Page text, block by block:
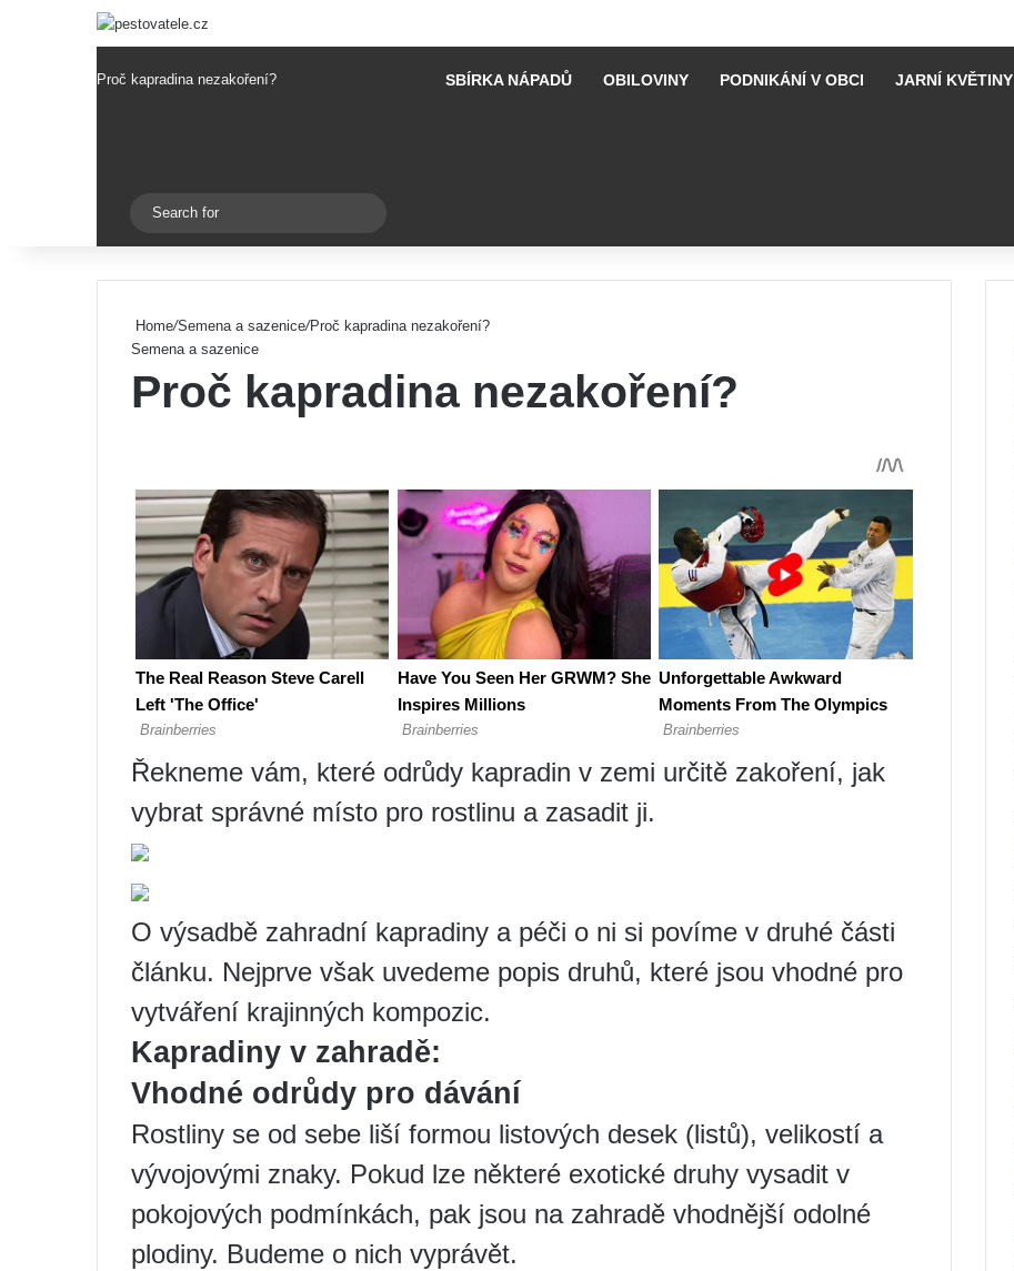
Proč kapradina nezakoření? SBÍRKA NÁPADŮ OBILOVINY PODNIKÁNÍ V OBCI JARNÍ KVĚTINY
Switch skin
for
Home/Semena a sazenice/Proč kapradina nezakoření?
Semena a sazenice
Proč kapradina nezakoření?
Řekneme vám, které odrůdy kapradin v zemi určitě zakoření, jak
vybrat správné místo pro rostlinu a zasadit ji.
O výsadbě zahradní kapradiny a péči o ni si povíme v druhé části
článku. Nejprve však uvedeme popis druhů, které jsou vhodné pro
vytváření krajinných kompozic.
Kapradiny v zahradě:
Vhodné odrůdy pro dávání
Rostliny se od sebe liší formou listových desek (listů), velikostí a
vývojovými znaky. Pokud lze některé exotické druhy vysadit v
pokojových podmínkách, pak jsou na zahradě vhodnější odolné
plodiny. Budeme o nich vyprávět.